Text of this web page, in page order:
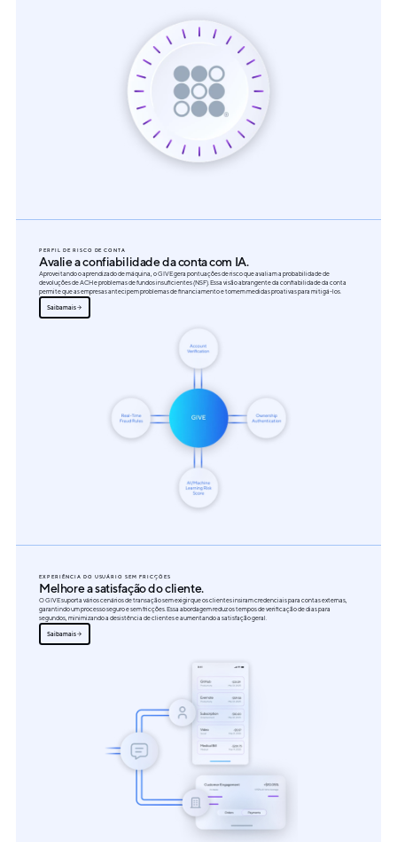
PERFIL DE RISCO DE CONTA
Avalie a confiabilidade da conta com IA.
Aproveitando o aprendizado de máquina, o GIVE gera pontuações de risco que avaliam a probabilidade de
devoluções de ACH e problemas de fundos insuficientes (NSF). Essa visão abrangente da confiabilidade da conta
permite que as empresas antecipem problemas de financiamento e tomem medidas proativas para mitigá-los.
Saiba mais
EXPERIÊNCIA DO USUÁRIO SEM FRICÇÕES
Melhore a satisfação do cliente.
O GIVE suporta vários cenários de transação sem exigir que os clientes insiram credenciais para contas externas,
garantindo um processo seguro e sem fricções. Essa abordagem reduz os tempos de verificação de dias para
segundos, minimizando a desistência de clientes e aumentando a satisfação geral.
Saiba mais